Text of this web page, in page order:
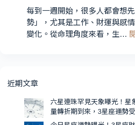
每到一週開始，很多人都會想
勢」，尤其是工作、財運與感
變化。從命理角度來看，生…
近期文章
六星連珠罕見天象曝光！星
量轉折期到來，3星座運勢